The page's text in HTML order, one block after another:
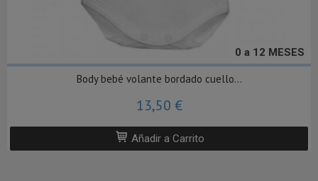
0 a 12 MESES
Body bebé volante bordado cuello...
13,50 €
Añadir a Carrito